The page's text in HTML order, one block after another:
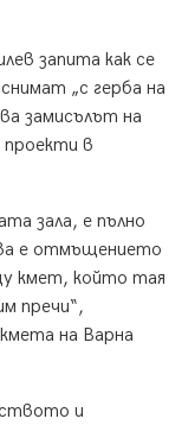
запита как се
„с герба на
замисълът на
в
зала, е пълно
е отмъщението
кмет, който тая
пречи“,
на Варна
и